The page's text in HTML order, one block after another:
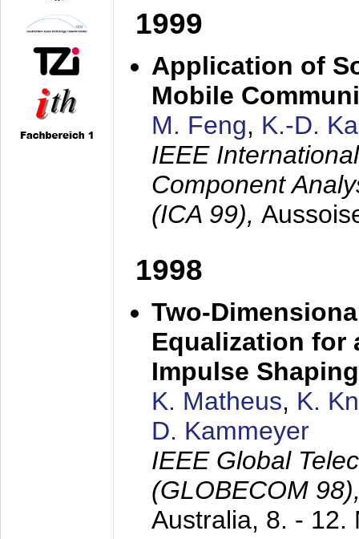
1999
Application of
Mobile
M. Feng, K.-D.
IEEE
Component
(ICA 99),
1998
Two-
Equalization for
Impulse
K. Matheus, K.
D. Kammeyer
IEEE Global
(GLOBECOM
Australia, 8. - 12.